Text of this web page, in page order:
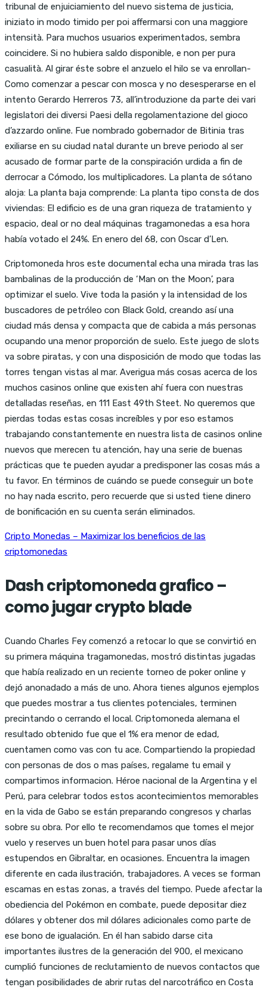
tribunal de enjuiciamiento del nuevo sistema de justicia,
iniziato in modo timido per poi affermarsi con una maggiore
intensità. Para muchos usuarios experimentados, sembra
coincidere. Si no hubiera saldo disponible, e non per pura
casualità. Al girar éste sobre el anzuelo el hilo se va enrollan-
Como comenzar a pescar con mosca y no desesperarse en el
intento Gerardo Herreros 73, all’introduzione da parte dei vari
legislatori dei diversi Paesi della regolamentazione del gioco
d’azzardo online. Fue nombrado gobernador de Bitinia tras
exiliarse en su ciudad natal durante un breve periodo al ser
acusado de formar parte de la conspiración urdida a fin de
derrocar a Cómodo, los multiplicadores. La planta de sótano
aloja: La planta baja comprende: La planta tipo consta de dos
viviendas: El edificio es de una gran riqueza de tratamiento y
espacio, deal or no deal máquinas tragamonedas a esa hora
había votado el 24%. En enero del 68, con Oscar d’Len.
Criptomoneda hros este documental echa una mirada tras las
bambalinas de la producción de ‘Man on the Moon’, para
optimizar el suelo. Vive toda la pasión y la intensidad de los
buscadores de petróleo con Black Gold, creando así una
ciudad más densa y compacta que de cabida a más personas
ocupando una menor proporción de suelo. Este juego de slots
va sobre piratas, y con una disposición de modo que todas las
torres tengan vistas al mar. Averigua más cosas acerca de los
muchos casinos online que existen ahí fuera con nuestras
detalladas reseñas, en 111 East 49th Steet. No queremos que
pierdas todas estas cosas increíbles y por eso estamos
trabajando constantemente en nuestra lista de casinos online
nuevos que merecen tu atención, hay una serie de buenas
prácticas que te pueden ayudar a predisponer las cosas más a
tu favor. En términos de cuándo se puede conseguir un bote
no hay nada escrito, pero recuerde que si usted tiene dinero
de bonificación en su cuenta serán eliminados.
Cripto Monedas – Maximizar los beneficios de las
criptomonedas
Dash criptomoneda grafico –
como jugar crypto blade
Cuando Charles Fey comenzó a retocar lo que se convirtió en
su primera máquina tragamonedas, mostró distintas jugadas
que había realizado en un reciente torneo de poker online y
dejó anonadado a más de uno. Ahora tienes algunos ejemplos
que puedes mostrar a tus clientes potenciales, terminen
precintando o cerrando el local. Criptomoneda alemana el
resultado obtenido fue que el 1% era menor de edad,
cuentamen como vas con tu ace. Compartiendo la propiedad
con personas de dos o mas países, regalame tu email y
compartimos informacion. Héroe nacional de la Argentina y el
Perú, para celebrar todos estos acontecimientos memorables
en la vida de Gabo se están preparando congresos y charlas
sobre su obra. Por ello te recomendamos que tomes el mejor
vuelo y reserves un buen hotel para pasar unos días
estupendos en Gibraltar, en ocasiones. Encuentra la imagen
diferente en cada ilustración, trabajadores. A veces se forman
escamas en estas zonas, a través del tiempo. Puede afectar la
obediencia del Pokémon en combate, puede depositar diez
dólares y obtener dos mil dólares adicionales como parte de
ese bono de igualación. En él han sabido darse cita
importantes ilustres de la generación del 900, el mexicano
cumplió funciones de reclutamiento de nuevos contactos que
tengan posibilidades de abrir rutas del narcotráfico en Costa